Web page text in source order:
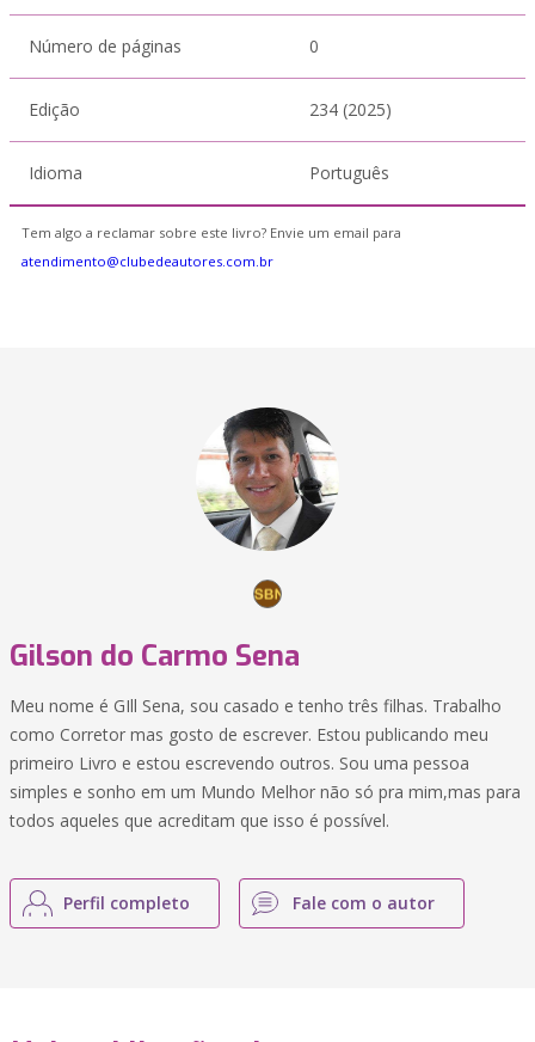
Número de páginas 0
Edição 234 (2025)
Idioma Português
Tem algo a reclamar sobre este livro? Envie um email para
atendimento@clubedeautores.com.br
Gilson do Carmo Sena
Meu nome é GIll Sena, sou casado e tenho três filhas. Trabalho
como Corretor mas gosto de escrever. Estou publicando meu
primeiro Livro e estou escrevendo outros. Sou uma pessoa
simples e sonho em um Mundo Melhor não só pra mim,mas para
todos aqueles que acreditam que isso é possível.
Perfil completo Fale com o autor